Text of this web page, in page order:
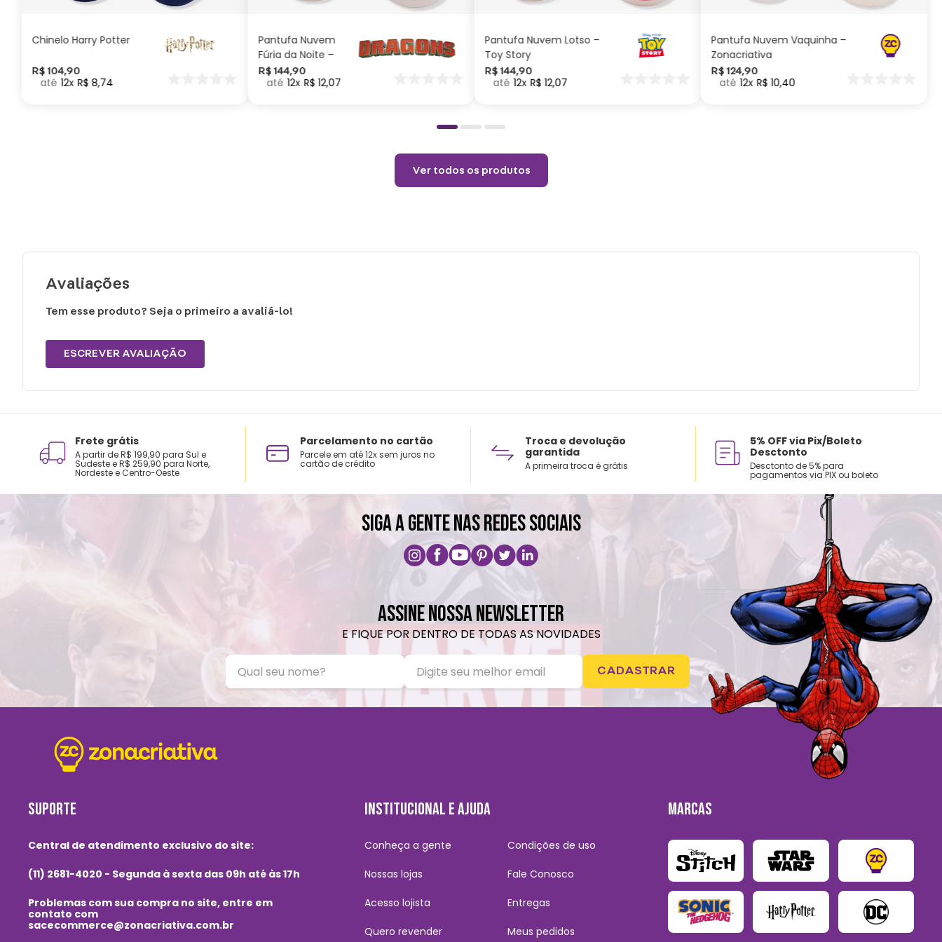
corrente metálica, garantindo maior durabilidade
Altura aproximada: 9cm | Material: Plástico e metal |
Chinelo Harry Potter
R$ 104,90
12 R$ 8,74
Pantufa Nuvem
Fúria da Noite –
Como Treinar
seu Dragão
R$ 144,90
12 R$ 12,07
Pantufa Nuvem Lotso –
Toy Story
R$ 144,90
12 R$ 12,07
Pantufa Nuvem Vaquinha –
Zonacriativa
R$ 124,90
12 R$ 10,40
Ver todos os produtos
Avaliações
Tem esse produto? Seja o primeiro a avaliá-lo!
ESCREVER AVALIAÇÃO
Frete grátis
A partir de R$ 199,90 para Sul e
Sudeste e R$ 259,90 para Norte,
Nordeste e Centro-Oeste
Parcelamento no cartão
Parcele em até 12x sem juros no
cartão de crédito
Troca e devolução
garantida
A primeira troca é grátis
5% OFF via Pix/Boleto
Desctonto
Desctonto de 5% para
pagamentos via PIX ou boleto
SIGA A GENTE NAS REDES SOCIAIS
ASSINE NOSSA NEWSLETTER
E FIQUE POR DENTRO DE TODAS AS NOVIDADES
CADASTRAR
SUPORTE
Central de atendimento exclusivo do site:
(11) 2681-4020 - Segunda à sexta das 09h até às 17h
Problemas com sua compra no site, entre em
contato com
sacecommerce@zonacriativa.com.br
INSTITUCIONAL E AJUDA
Conheça a gente
Nossas lojas
Acesso lojista
Quero revender
Condições de uso
Fale Conosco
Entregas
Meus pedidos
MARCAS